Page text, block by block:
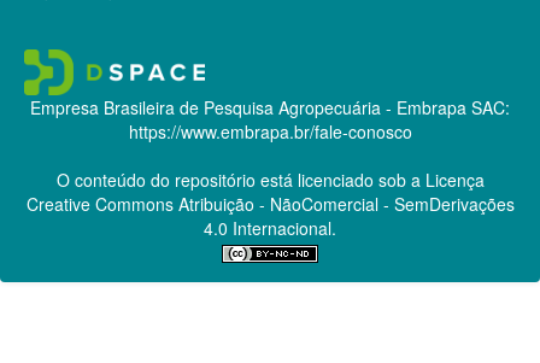
Empresa Brasileira de Pesquisa Agropecuária - Embrapa SAC:
https://www.embrapa.br/fale-conosco
O conteúdo do repositório está licenciado sob a Licença
Creative CommonsAtribuição - NãoComercial - SemDerivações
4.0 Internacional.